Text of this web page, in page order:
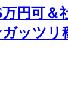
万円可＆
ッツリ